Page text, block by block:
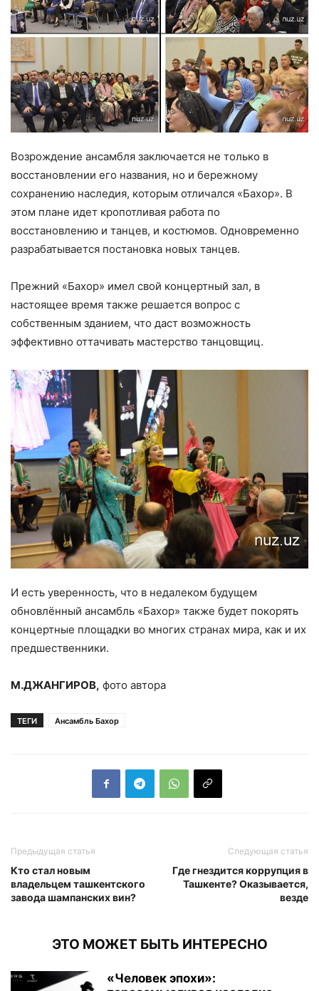
Возрождение ансамбля заключается не только в
восстановлении его названия, но и бережному
сохранению наследия, которым отличался «Бахор». В
этом плане идет кропотливая работа по
восстановлению и танцев, и костюмов. Одновременно
разрабатывается постановка новых танцев.
Прежний «Бахор» имел свой концертный зал, в
настоящее время также решается вопрос с
собственным зданием, что даст возможность
эффективно оттачивать мастерство танцовщиц.
И есть уверенность, что в недалеком будущем
обновлённый ансамбль «Бахор» также будет покорять
концертные площадки во многих странах мира, как и их
предшественники.
М.ДЖАНГИРОВ, фото автора
ТЕГИ Ансамбль Бахор
Предыдущая статья
Кто стал новым
владельцем ташкентского
завода шампанских вин?
Следующая статья
Где гнездится коррупция в
Ташкенте? Оказывается,
везде
ЭТО МОЖЕТ БЫТЬ ИНТЕРЕСНО
«Человек эпохи»: